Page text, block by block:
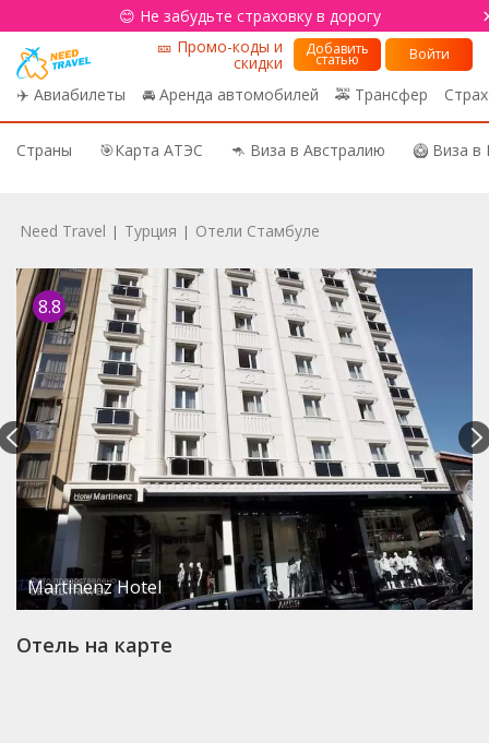
😊 Не забудьте страховку в дорогу
✈️ Авиабилеты 🚘 Аренда автомобилей 🚕 Трансфер
🎫 Промо-коды и
скидки
Добавить
статью Войти
Страны 🎯Карта АТЭС 🦘 Виза в Австралию 🥝 Виза
Need Travel | Турция | Отели Стамбуле
8.8
Martinenz Hotel
Отель на карте